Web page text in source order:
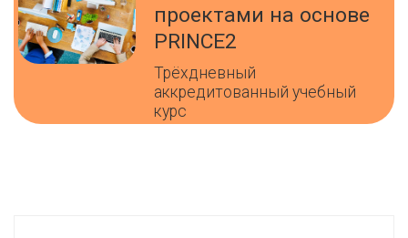
проектами на основе
PRINCE2
Трёхдневный
аккредитованный учебный
курс